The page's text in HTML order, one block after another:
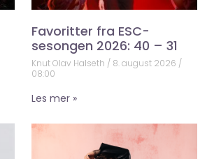
Favoritter fra ESC-
sesongen 2026: 40 – 31
Knut Olav Halseth
8. august 2026
08:00
Les mer »